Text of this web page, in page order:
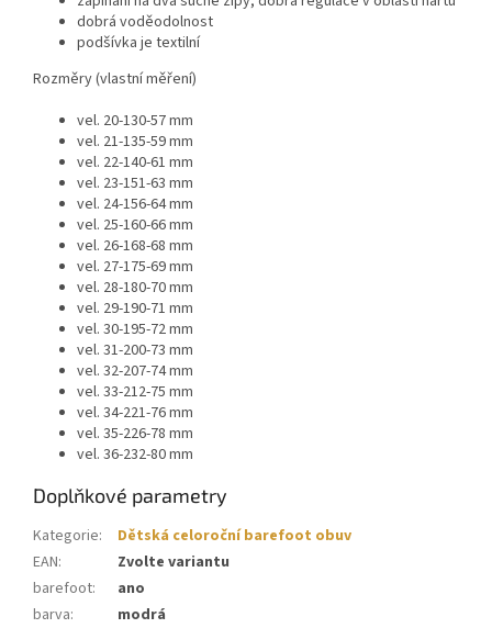
dobrá voděodolnost
podšívka je textilní
Rozměry (vlastní měření)
vel. 20-130-57 mm
vel. 21-135-59 mm
vel. 22-140-61 mm
vel. 23-151-63 mm
vel. 24-156-64 mm
vel. 25-160-66 mm
vel. 26-168-68 mm
vel. 27-175-69 mm
vel. 28-180-70 mm
vel. 29-190-71 mm
vel. 30-195-72 mm
vel. 31-200-73 mm
vel. 32-207-74 mm
vel. 33-212-75 mm
vel. 34-221-76 mm
vel. 35-226-78 mm
vel. 36-232-80 mm
Doplňkové parametry
Kategorie:
Dětská celoroční barefoot obuv
EAN:
Zvolte variantu
barefoot:
ano
barva:
modrá